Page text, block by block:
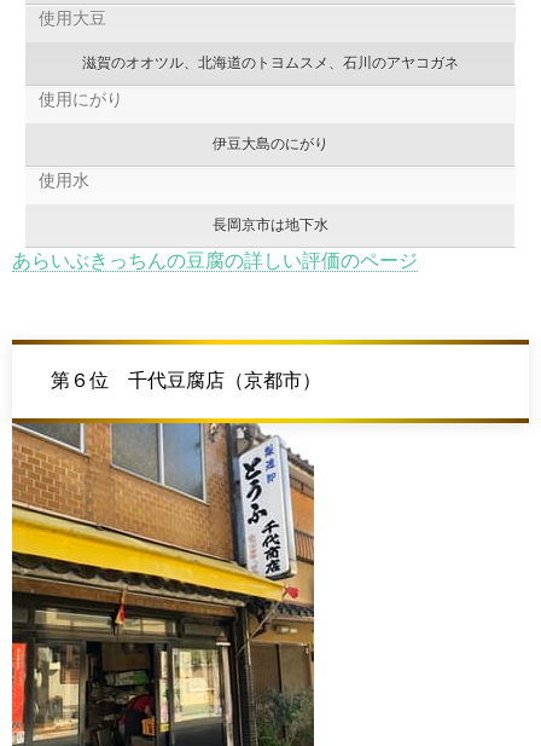
使用大豆
滋賀のオオツル、北海道のトヨムスメ、石川のアヤコガネ
使用にがり
伊豆大島のにがり
使用水
長岡京市は地下水
あらいぶきっちんの豆腐の詳しい評価のページ
第６位 千代豆腐店（京都市）